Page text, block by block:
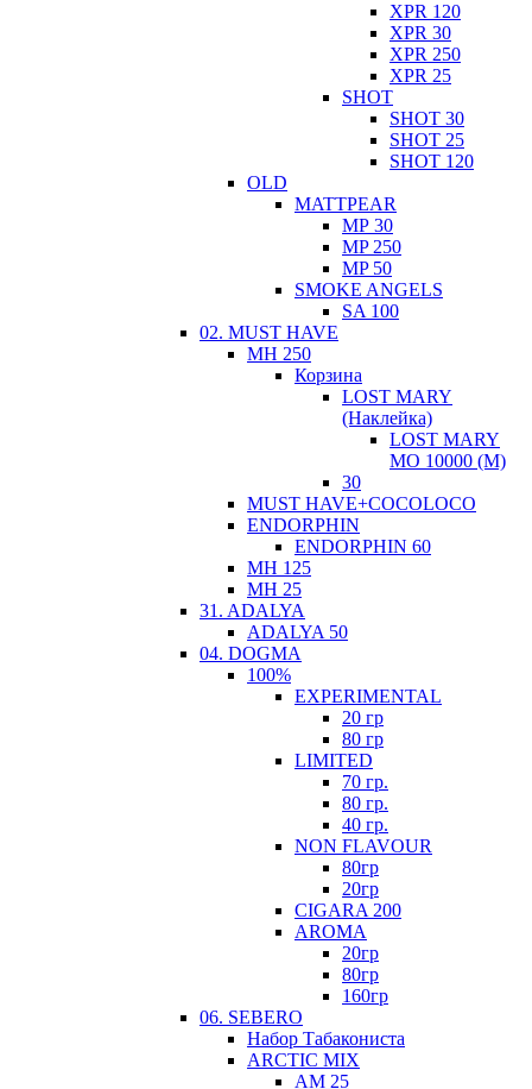
XPR 120
XPR 30
XPR 250
XPR 25
SHOT
SHOT 30
SHOT 25
SHOT 120
ОLD
MATTPEAR
МР 30
MP 250
MP 50
SMOKE ANGELS
SA 100
02. MUST HAVE
MH 250
Корзина
LOST MARY
(Наклейка)
LOST MARY
MO 10000 (М)
30
MUST HAVE+COCOLOCO
ЕNDORPHIN
ENDORPHIN 60
MH 125
MH 25
31. ADALYA
ADALYA 50
04. DOGMA
100%
EXPERIMENTAL
20 гр
80 гр
LIMITED
70 гр.
80 гр.
40 гр.
NON FLAVOUR
80гр
20гр
CIGARA 200
AROMA
20гр
80гр
160гр
06. SEBERO
Набор Табакониста
ARCTIC MIX
AM 25